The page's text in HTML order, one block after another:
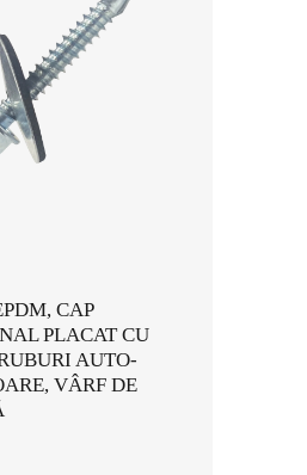
CAP
PLACAT CU
AUTO-
VÂRF DE